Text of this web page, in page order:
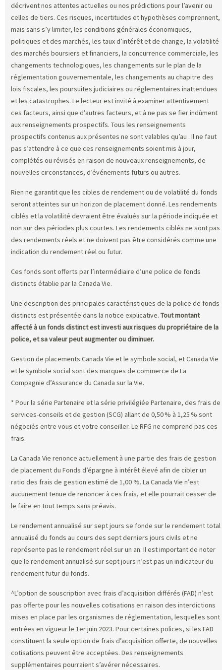
décrivent nos attentes actuelles ou nos prédictions pour l’avenir ou
celles de tiers. Ces risques, incertitudes et hypothèses comprennent,
mais sans s’y limiter, les conditions générales économiques,
politiques et des marchés, les taux d’intérêt et de change, la volatilité
des marchés boursiers et financiers, la concurrence commerciale, les
changements technologiques, les changements sur le plan de la
réglementation gouvernementale, les changements au chapitre des
lois fiscales, les poursuites judiciaires ou réglementaires inattendues
et les catastrophes. Le lecteur est invité à examiner attentivement
ces facteurs, ainsi que d’autres facteurs, et à ne pas se fier indûment
aux renseignements prospectifs. Tous les renseignements
prospectifs contenus aux présentes ne sont valables qu’au . Il ne faut
pas s’attendre à ce que ces renseignements soient mis à jour,
complétés ou révisés en raison de nouveaux renseignements, de
nouvelles circonstances, d’événements futurs ou autres.
Rien ne garantit que les cibles de rendement ou de volatilité du fonds
seront atteintes sur un horizon de placement donné. Les rendements
ciblés et la volatilité devraient être évalués sur la période indiquée et
non sur des périodes plus courtes. Les rendements ciblés ne sont pas
des rendements réels et ne doivent pas être considérés comme une
indication du rendement réel ou futur.
Ces fonds sont offerts par l’intermédiaire d’une police de fonds
distincts établie par la Canada Vie.
Une description des principales caractéristiques de la police de fonds
distincts est présentée dans la notice explicative. Tout montant
affecté à un fonds distinct est investi aux risques du propriétaire de la
police, et sa valeur peut augmenter ou diminuer.
Gestion de placements Canada Vie et le symbole social, et Canada Vie
et le symbole social sont des marques de commerce de La
Compagnie d’Assurance du Canada sur la Vie.
* Pour la série Partenaire et la série privilégiée Partenaire, des frais de
services-conseils et de gestion (SCG) allant de 0,50 % à 1,25 % sont
négociés entre vous et votre conseiller. Le RFG ne comprend pas ces
frais.
La Canada Vie renonce actuellement à une partie des frais de gestion
de placement du Fonds d’épargne à intérêt élevé afin de cibler un
ratio des frais de gestion estimé de 1,00 %. La Canada Vie n’est
aucunement tenue de renoncer à ces frais, et elle pourrait cesser de
le faire en tout temps sans préavis.
Le rendement annualisé sur sept jours se fonde sur le rendement total
annualisé du fonds au cours des sept derniers jours civils et ne
représente pas le rendement réel sur un an. Il est important de noter
que le rendement annualisé sur sept jours n’est pas un indicateur du
rendement futur du fonds.
^L’option de souscription avec frais d’acquisition différés (FAD) n’est
pas offerte pour les nouvelles cotisations en raison des interdictions
mises en place par les organismes de réglementation, lesquelles sont
entrées en vigueur le 1er juin 2023. Pour certaines polices, si les FAD
constituent la seule option de frais d’acquisition offerte, de nouvelles
cotisations peuvent être acceptées. Des renseignements
supplémentaires pourraient s’avérer nécessaires.